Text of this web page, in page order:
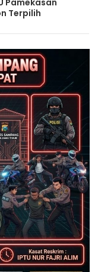
Pamekasan
Terpilih